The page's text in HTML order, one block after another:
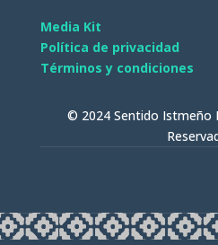
Media Kit
Política de privacidad
Términos y condiciones
© 2024 Sentido Istmeño